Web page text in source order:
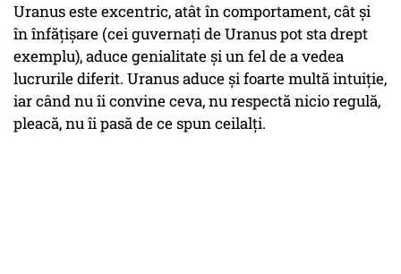
Uranus este excentric, atât în comportament, cât și
în înfățișare (cei guvernați de Uranus pot sta drept
exemplu), aduce genialitate și un fel de a vedea
lucrurile diferit. Uranus aduce și foarte multă intuiție,
iar când nu îi convine ceva, nu respectă nicio regulă,
pleacă, nu îi pasă de ce spun ceilalți.